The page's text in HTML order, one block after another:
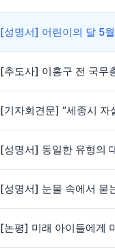
[성명서] 어린이의 달 5
[추도사] 이홍구 전 국무
[기자회견문] “세종시 자
[성명서] 동일한 유형의
[성명서] 눈물 속에서 묻
[논평] 미래 아이들에게